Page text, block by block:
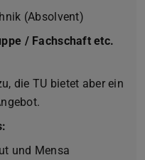
(Absolvent)
/ Fachschaft etc.
die TU bietet aber ein
und Mensa